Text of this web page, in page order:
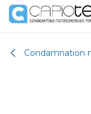
Se rendre au contenu
Condamnation